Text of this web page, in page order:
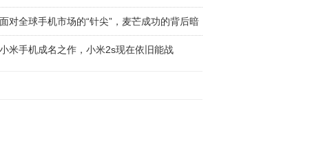
面对全球手机市场的“针尖”，麦芒成功的背后暗
小米手机成名之作，小米2s现在依旧能战